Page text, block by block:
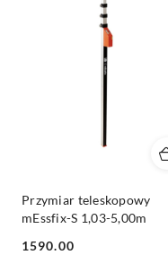
Przymiar teleskopowy
mEssfix-S 1,03-5,00m
1590.00